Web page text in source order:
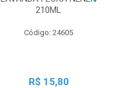
210ML
Código: 24605
R$ 15,80